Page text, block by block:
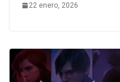
22 enero, 2026